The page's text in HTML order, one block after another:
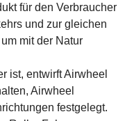
für den Verbraucher
und zur gleichen
mit der Natur
ist, entwirft Airwheel
Airwheel
festgelegt.